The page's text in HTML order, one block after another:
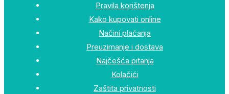
Pravila korištenja
Kako kupovati online
Načini plaćanja
Preuzimanje i dostava
Najčešća pitanja
Kolačići
Zaštita privatnosti